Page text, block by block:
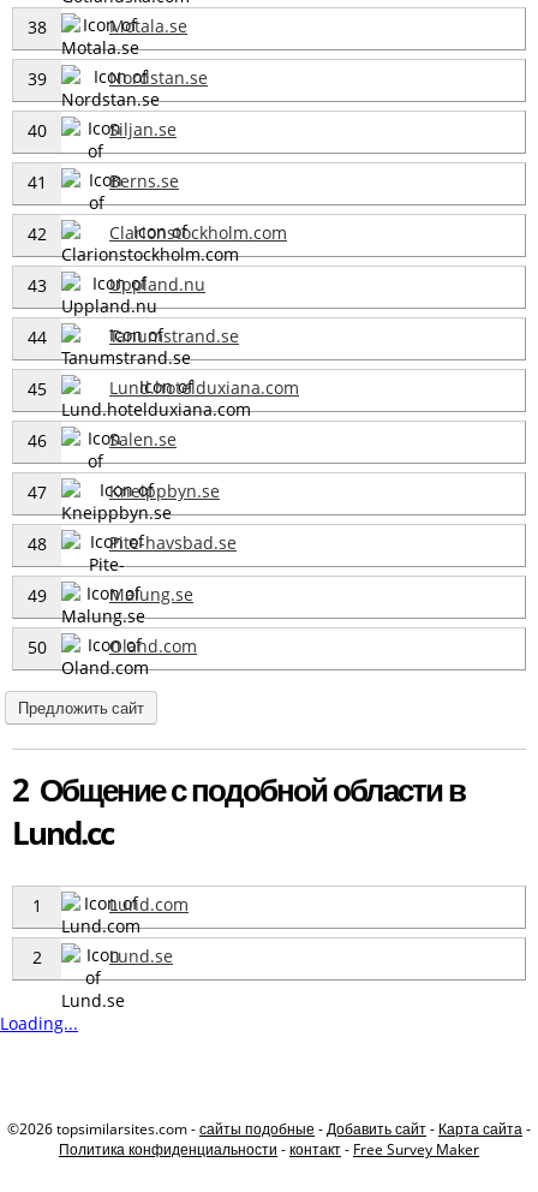
38 Motala.se
39 Nordstan.se
40 Siljan.se
41 Berns.se
42 Clarionstockholm.com
43 Uppland.nu
44 Tanumstrand.se
45 Lund.hotelduxiana.com
46 Salen.se
47 Kneippbyn.se
48 Pite-havsbad.se
49 Malung.se
50 Oland.com
Предложить сайт
2 Общение с подобной области в
Lund.cc
1 Lund.com
2 Lund.se
Loading...
©2026 topsimilarsites.com -сайты подобные -Добавить сайт- Карта сайта-
Политика конфиденциальности -контакт- Free Survey Maker